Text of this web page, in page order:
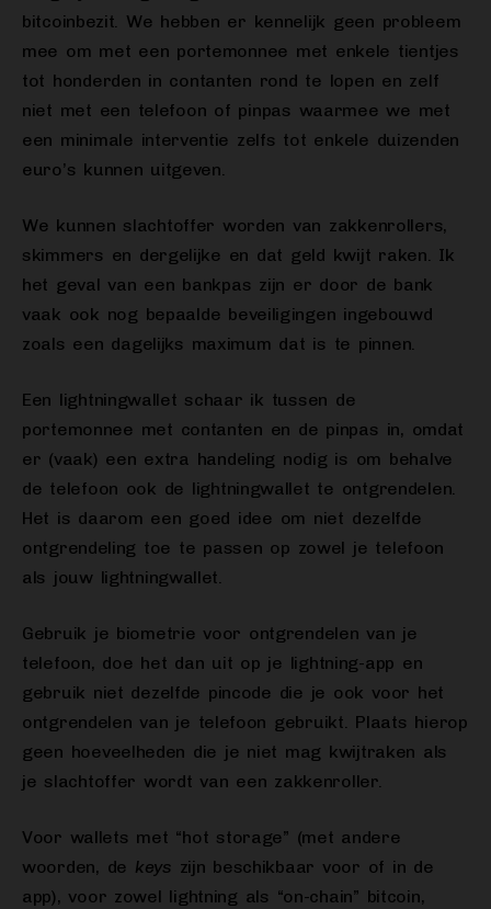
bitcoinbezit. We hebben er kennelijk geen probleem
mee om met een portemonnee met enkele tientjes
tot honderden in contanten rond te lopen en zelf
niet met een telefoon of pinpas waarmee we met
een minimale interventie zelfs tot enkele duizenden
euro’s kunnen uitgeven.
We kunnen slachtoffer worden van zakkenrollers,
skimmers en dergelijke en dat geld kwijt raken. Ik
het geval van een bankpas zijn er door de bank
vaak ook nog bepaalde beveiligingen ingebouwd
zoals een dagelijks maximum dat is te pinnen.
Een lightningwallet schaar ik tussen de
portemonnee met contanten en de pinpas in, omdat
er (vaak) een extra handeling nodig is om behalve
de telefoon ook de lightningwallet te ontgrendelen.
Het is daarom een goed idee om niet dezelfde
ontgrendeling toe te passen op zowel je telefoon
als jouw lightningwallet.
Gebruik je biometrie voor ontgrendelen van je
telefoon, doe het dan uit op je lightning-app en
gebruik niet dezelfde pincode die je ook voor het
ontgrendelen van je telefoon gebruikt. Plaats hierop
geen hoeveelheden die je niet mag kwijtraken als
je slachtoffer wordt van een zakkenroller.
Voor wallets met “hot storage” (met andere
woorden, de keys zijn beschikbaar voor of in de
app), voor zowel lightning als “on-chain” bitcoin,